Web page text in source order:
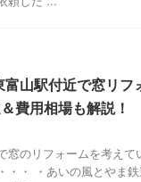
山駅付近で窓リフ
費用相場も解説！
窓のリフォームを考え
・・ ・あいの風とやま